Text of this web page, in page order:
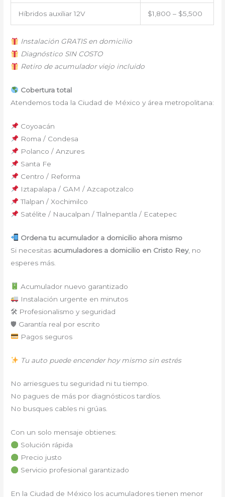
Híbridos auxiliar 12V $1,800 – $5,500
Instalación GRATIS en domicilio
Diagnóstico SIN COSTO
Retiro de acumulador viejo incluido
Cobertura total
Atendemos toda la Ciudad de México y área metropolitana:
Coyoacán
Roma / Condesa
Polanco / Anzures
Santa Fe
Centro / Reforma
Iztapalapa / GAM / Azcapotzalco
Tlalpan / Xochimilco
Satélite / Naucalpan / Tlalnepantla / Ecatepec
Ordena tu acumulador a domicilio ahora mismo
Si necesitas acumuladores a domicilio en Cristo Rey, no
esperes más.
Acumulador nuevo garantizado
Instalación urgente en minutos
🛠 Profesionalismo y seguridad
🛡 Garantía real por escrito
Pagos seguros
Tu auto puede encender hoy mismo sin estrés
No arriesgues tu seguridad ni tu tiempo.
No pagues de más por diagnósticos tardíos.
No busques cables ni grúas.
Con un solo mensaje obtienes:
Solución rápida
Precio justo
Servicio profesional garantizado
En la Ciudad de México los acumuladores tienen menor